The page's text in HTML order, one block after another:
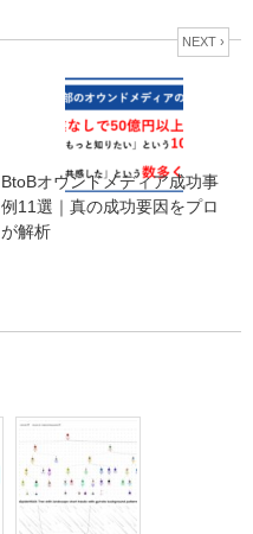
NEXT ›
BtoBオウンドメディア成功事
例11選｜真の成功要因をプロ
が解析